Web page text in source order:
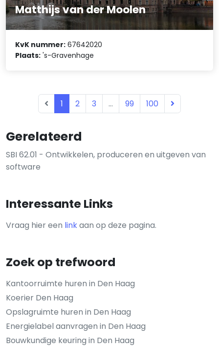
Gerelateerd
SBI 62.01 - Ontwikkelen, produceren en uitgeven van
software
Interessante Links
Vraag hier een linkaan op deze pagina.
Zoek op trefwoord
Kantoorruimte huren in Den Haag
Koerier Den Haag
Opslagruimte huren in Den Haag
Energielabel aanvragen in Den Haag
Bouwkundige keuring in Den Haag
Matthijs van der Moolen
KvK nummer: 67642020
Plaats: 's-Gravenhage
1 2 3 ... 99 100